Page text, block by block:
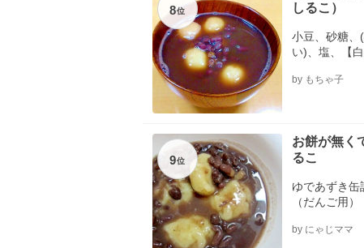
8位
しるこ）
小豆、砂糖、
い)、塩、【
by もちゃ子
9位
お餅が無く
るこ
ゆであずき
（だんご用）
by にゃじママ